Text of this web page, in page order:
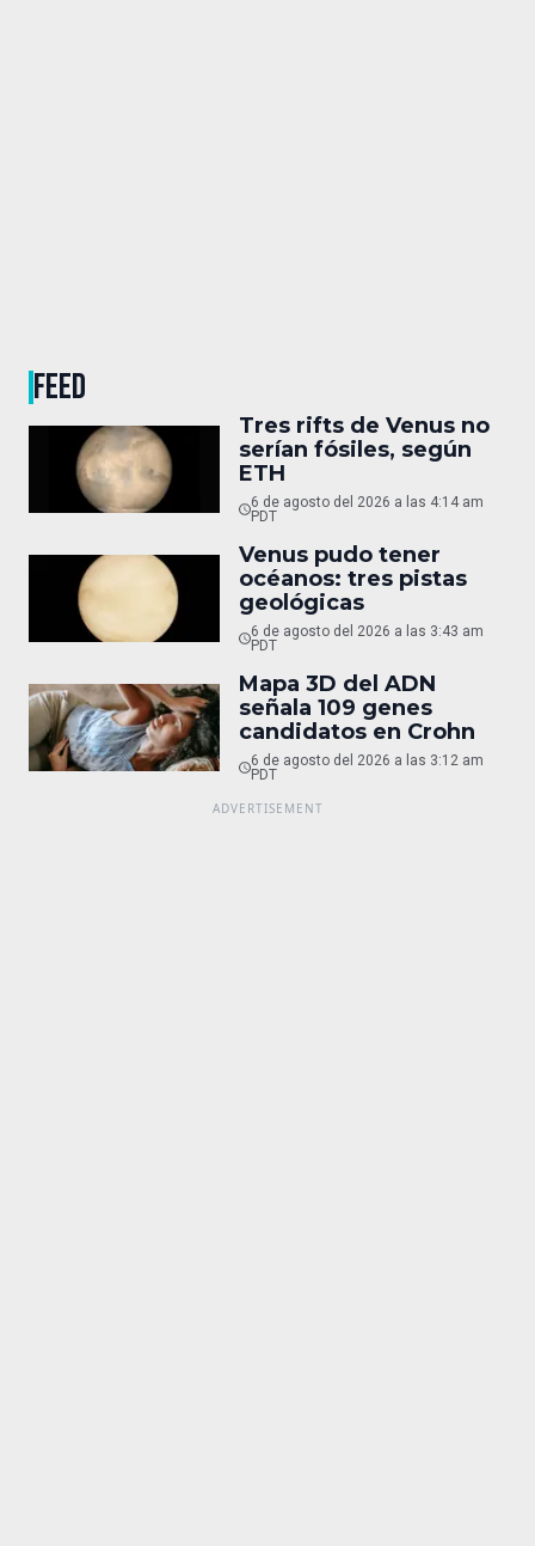
FEED
Tres rifts de Venus no
serían fósiles, según
ETH
6 de agosto del 2026 a las 4:14 am
PDT
Venus pudo tener
océanos: tres pistas
geológicas
6 de agosto del 2026 a las 3:43 am
PDT
Mapa 3D del ADN
señala 109 genes
candidatos en Crohn
6 de agosto del 2026 a las 3:12 am
PDT